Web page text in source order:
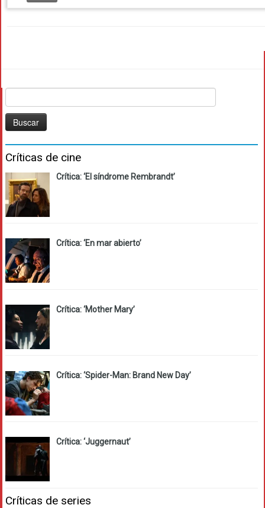
Críticas de cine
Crítica: ‘El síndrome Rembrandt’
Crítica: ‘En mar abierto’
Crítica: ‘Mother Mary’
Crítica: ‘Spider-Man: Brand New Day’
Crítica: ‘Juggernaut’
Críticas de series